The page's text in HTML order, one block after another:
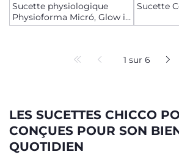
Sucette physiologique
Physioforma Micró, Glow in
the Dark, silicone, 2 pcs. - 0-
Sucette
1 sur 6
LES SUCETTES CHICCO
CONÇUES POUR SON
QUOTIDIEN